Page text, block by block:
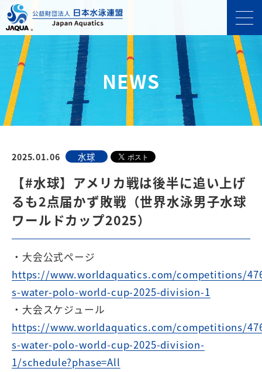
NEWS
2025.01.06 水球
【#水球】アメリカ戦は後半に追い上げ
るも2点届かず敗戦（世界水泳男子水球
ワールドカップ2025）
・大会公式ページ
https://www.worldaquatics.com/competitions/
s-water-polo-world-cup-2025-division-1
・大会スケジュール
https://www.worldaquatics.com/competitions/
s-water-polo-world-cup-2025-division-
1/schedule?phase=All